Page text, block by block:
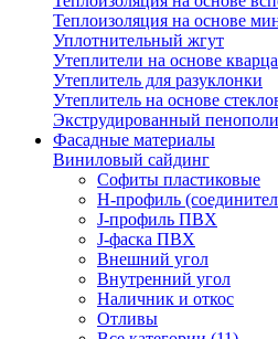
Теплоизоляция на основе
Уплотнительный жгут
Утеплители на основе кварца
Утеплитель для разуклонки
Утеплитель на основе
Экструдированный
Фасадные материалы
Виниловый сайдинг
Cофиты пластиковые
H-профиль
J-профиль ПВХ
J-фаска ПВХ
Внешний угол
Внутренний угол
Наличник и откос
Отливы